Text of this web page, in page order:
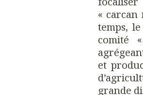
« carcan
temps,
comité
et
grande